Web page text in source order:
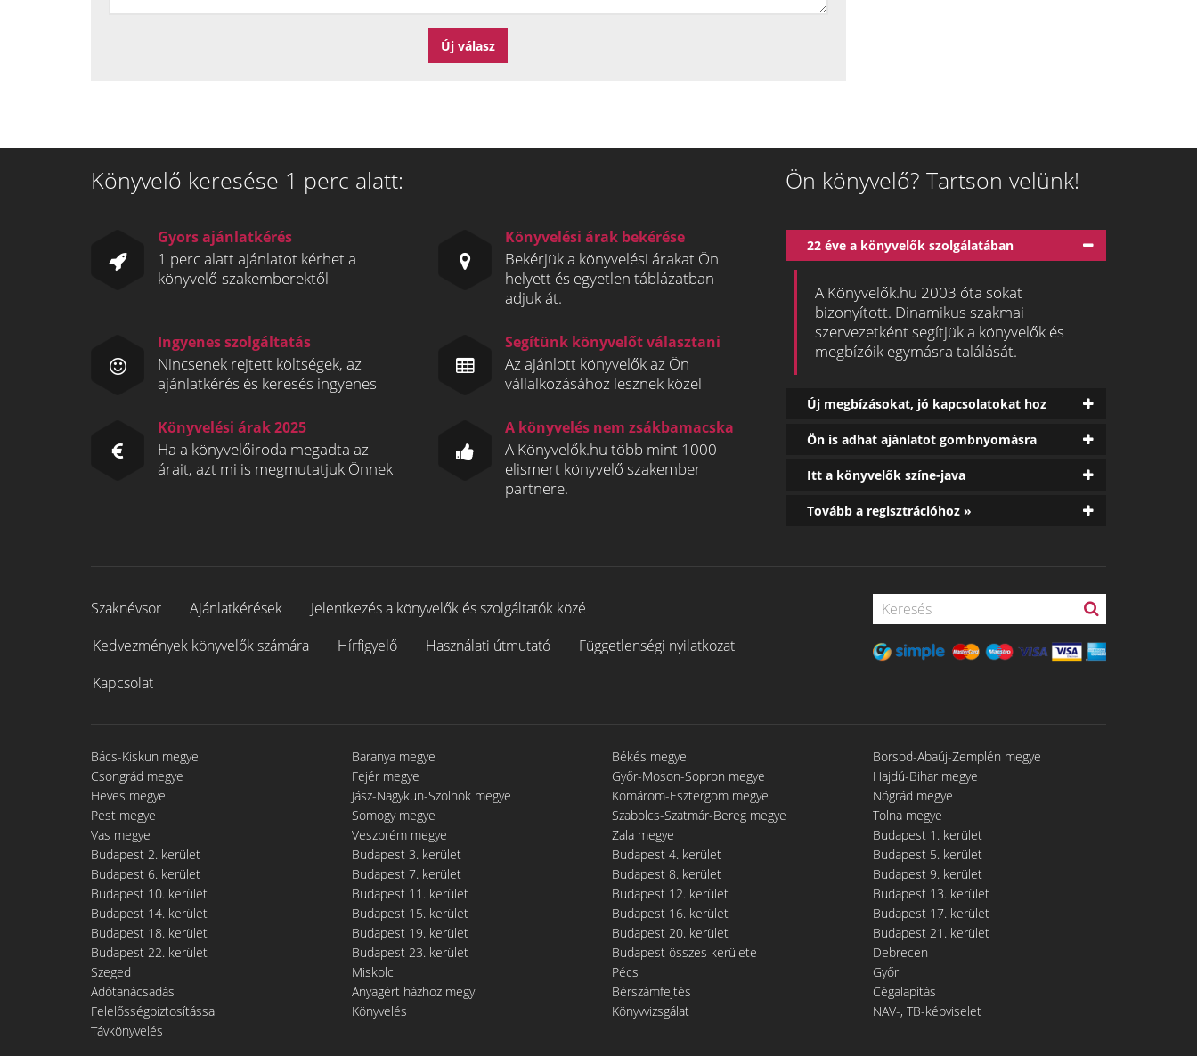
Könyvelő keresése 1 perc alatt:
Gyors ajánlatkérés
1 perc alatt ajánlatot kérhet a
könyvelő-szakemberektől
Könyvelési árak bekérése
Bekérjük a könyvelési árakat Ön
helyett és egyetlen táblázatban
adjuk át.
Ingyenes szolgáltatás
Nincsenek rejtett költségek, az
ajánlatkérés és keresés ingyenes
Segítünk könyvelőt választani
Az ajánlott könyvelők az Ön
vállalkozásához lesznek közel
Könyvelési árak 2025
Ha a könyvelőiroda megadta az
árait, azt mi is megmutatjuk Önnek
A könyvelés nem zsákbamacska
A Könyvelők.hu több mint 1000
elismert könyvelő szakember
partnere.
Ön könyvelő? Tartson velünk!
22 éve a könyvelők szolgálatában
A Könyvelők.hu 2003 óta sokat
bizonyított. Dinamikus szakmai
szervezetként segítjük a könyvelők és
megbízóik egymásra találását.
Új megbízásokat, jó kapcsolatokat hoz
Ön is adhat ajánlatot gombnyomásra
Itt a könyvelők színe-java
Tovább a regisztrációhoz »
Szaknévsor Ajánlatkérések
Jelentkezés a könyvelők és szolgáltatók közé
Kedvezmények könyvelők számára
Hírfigyelő Használati útmutató
Függetlenségi nyilatkozat
Kapcsolat
Bács-Kiskun megye Baranya megye Békés megye
Borsod-Abaúj-Zemplén megye
Csongrád megye
Fejér megye Győr-Moson-Sopron megye
Hajdú-Bihar megye
Heves megye
Jász-Nagykun-Szolnok megye Komárom-Esztergom megye
Nógrád megye
Pest megye
Somogy megye Szabolcs-Szatmár-Bereg megye
Tolna megye
Vas megye
Veszprém megye Zala megye
Budapest 1. kerület
Budapest 2. kerület
Budapest 3. kerület Budapest 4. kerület
Budapest 5. kerület
Budapest 6. kerület
Budapest 7. kerület Budapest 8. kerület
Budapest 9. kerület
Budapest 10. kerület
Budapest 11. kerület Budapest 12. kerület
Budapest 13. kerület
Budapest 14. kerület
Budapest 15. kerület Budapest 16. kerület
Budapest 17. kerület
Budapest 18. kerület
Budapest 19. kerület Budapest 20. kerület
Budapest 21. kerület
Budapest 22. kerület
Budapest 23. kerület Budapest összes kerülete
Debrecen
Szeged
Miskolc Pécs
Győr
Adótanácsadás
Anyagért házhoz megy Bérszámfejtés
Cégalapítás
Felelősségbiztosítással
Könyvelés Könyvvizsgálat
NAV-, TB-képviselet
Távkönyvelés